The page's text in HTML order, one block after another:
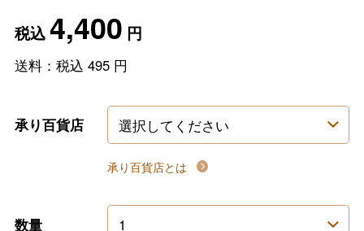
税込4,400 円
送料：税込 495円
承り百貨店
承り百貨店とは
数量